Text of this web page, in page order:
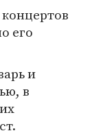
его
и
в